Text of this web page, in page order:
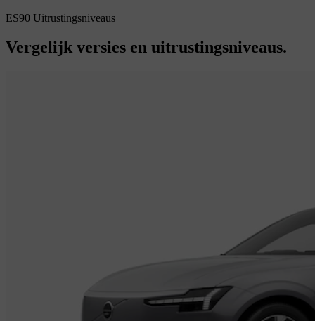
ES90 Uitrustingsniveaus
Vergelijk versies en uitrustingsniveaus.